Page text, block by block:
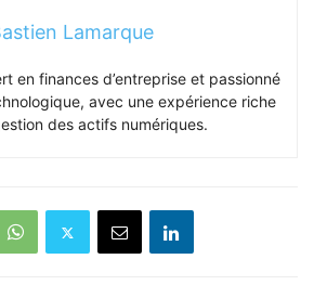
Lamarque
en finances d’entreprise et passionné
avec une expérience riche
des actifs numériques.